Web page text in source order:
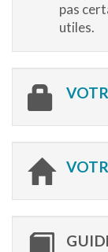
pas
utiles.